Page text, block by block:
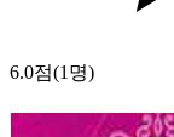
6.0점(1명)